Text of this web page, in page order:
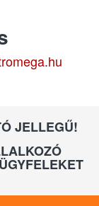
JELLEGŰ!